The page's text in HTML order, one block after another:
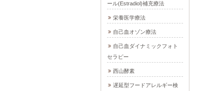
ール(Estradiol)補充療法
栄養医学療法
自己血オゾン療法
自己血ダイナミックフォト
セラピー
西山酵素
遅延型フードアレルギー検